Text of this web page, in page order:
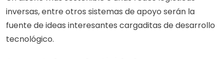
inversas, entre otros sistemas de apoyo serán la
fuente de ideas interesantes cargaditas de desarrollo
tecnológico.